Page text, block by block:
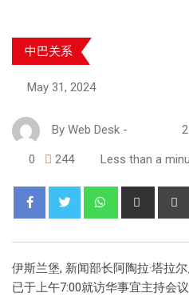
中巴关系
May 31, 2024
By Web Desk -
0 244 Less than a
伊斯兰堡, 新闻部长阿陶拉·塔拉
已于上午7:00就访华事宜主持会议